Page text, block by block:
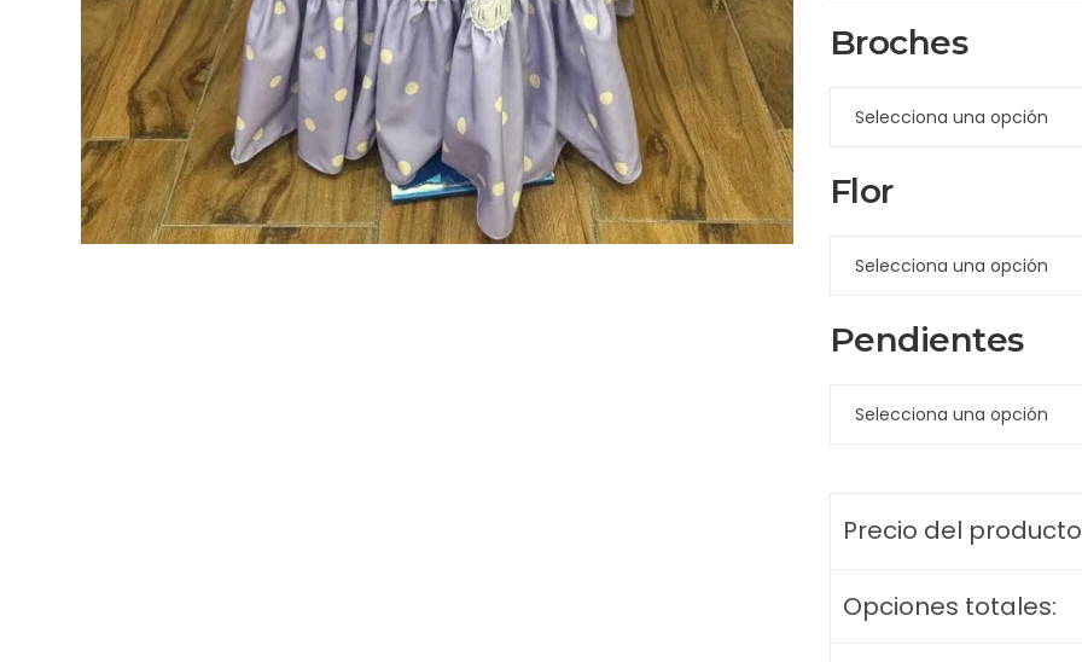
Broches
Flor
Pendientes
Precio del
Opciones totales: